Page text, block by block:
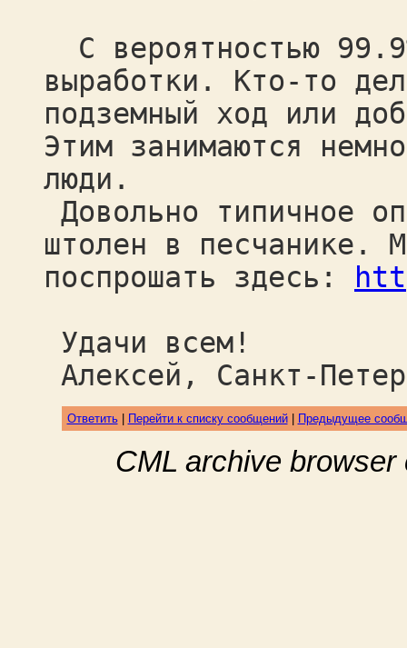
С вероятностью
выработки. Кто-то
подземный ход или
Этим занимаются
люди.
Довольно типичное
штолен в песчанике.
поспрошать здесь:
Удачи всем!
Алексей, Санкт-
Ответить| Перейти к списку сообщений| Предыдущее
CML archive